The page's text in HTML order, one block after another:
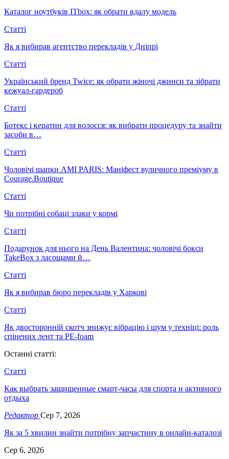
Каталог ноутбуків ITbox: як обрати вдалу модель
Статті
Як я вибирав агентство перекладів у Дніпрі
Статті
Український бренд Twice: як обрати жіночі джинси та зібрати
кежуал-гардероб
Статті
Ботекс і кератин для волосся: як вибрати процедуру та знайти
засоби в…
Статті
Чоловічі шапки AMI PARIS: Маніфест вуличного преміуму в
Courage.Boutique
Статті
Чи потрібні собаці злаки у кормі
Статті
Подарунок для нього на День Валентина: чоловічі бокси
TakeBox з ласощами й…
Статті
Як я вибирав бюро перекладів у Харкові
Статті
Як двосторонній скотч знижує вібрацію і шум у техніці: роль
спінених лент та PE-foam
Останні статті:
Статті
Как выбрать защищенные смарт-часы для спорта и активного
отдыха
Редактор Сер 7, 2026
Як за 5 хвилин знайти потрібну запчастину в онлайн-каталозі
Сер 6, 2026